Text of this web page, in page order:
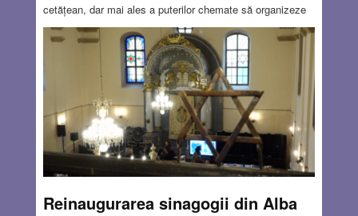
cetățean, dar mai ales a puterilor chemate să organizeze
și să supravegheze aplicarea lor. Nu numai că ignorăm
calitățile morale, intelectuale, de comunicare, pe care un
parlamentar trebuie să le aibă, dar de multe ori au fost
propuși deputați sau senatori (de către partide sau
organizații ale minorităților:), după criterii exclusive de
interes de ”gașcă”.
Read more…
DEC 7, 2017 7 COMMENTS
Reinaugurarea sinagogii din Alba